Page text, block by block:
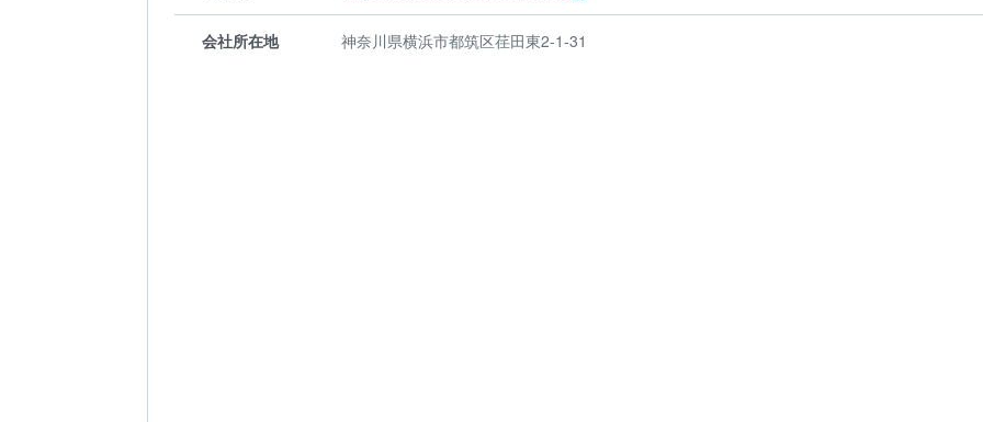
会社所在地 神奈川県横浜市都筑区荏田東2-1-31